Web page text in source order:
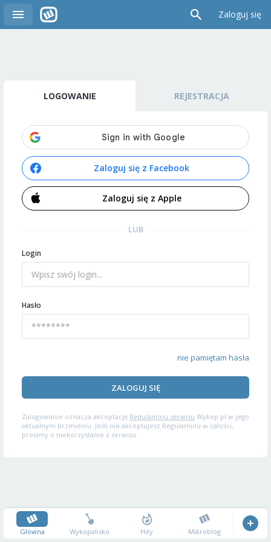
Zaloguj się
LOGOWANIE REJESTRACJA
Zaloguj się z Facebook
Zaloguj się z Apple
LUB
Login
Hasło
nie pamiętam hasła
ZALOGUJ SIĘ
Zalogowanie oznacza akceptację Regulaminu serwisu Wykop.pl w jego
aktualnym brzmieniu. Jeśli nie akceptujesz Regulaminu w całości,
prosimy o niekorzystanie z serwisu.
Główna Wykopalisko Hity Mikroblog